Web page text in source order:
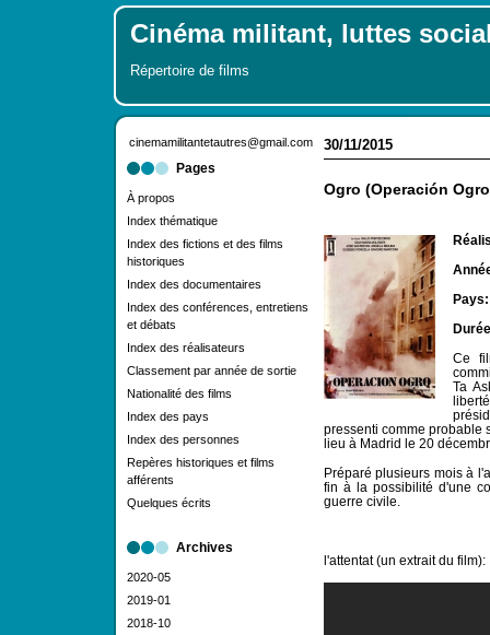
Cinéma militant, luttes
Répertoire de films
cinemamilitantetautres@gmail.com
Pages
À propos
Index thématique
Index des fictions et des films
historiques
Index des documentaires
Index des conférences, entretiens
et débats
Index des réalisateurs
Classement par année de sortie
Nationalité des films
Index des pays
Index des personnes
Repères historiques et films
afférents
Quelques écrits
Archives
2020-05
2019-01
2018-10
30/11/2015
Ogro (Operación
Pays:
Ce
Ta
pressenti comme probable
lieu à Madrid le 20
Préparé plusieurs mois à
fin à la possibilité d'une
guerre civile.
l'attentat (un extrait du film):